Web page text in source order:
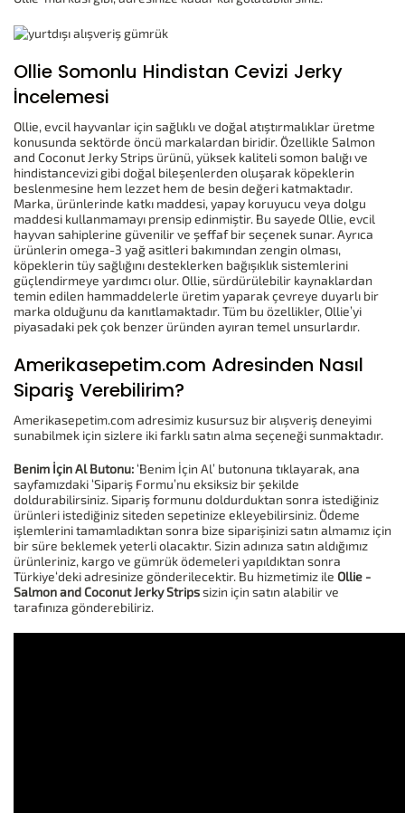
Ollie Somonlu Hindistan Cevizi Jerky
İncelemesi
Ollie, evcil hayvanlar için sağlıklı ve doğal atıştırmalıklar üretme
konusunda sektörde öncü markalardan biridir. Özellikle Salmon
and Coconut Jerky Strips ürünü, yüksek kaliteli somon balığı ve
hindistancevizi gibi doğal bileşenlerden oluşarak köpeklerin
beslenmesine hem lezzet hem de besin değeri katmaktadır.
Marka, ürünlerinde katkı maddesi, yapay koruyucu veya dolgu
maddesi kullanmamayı prensip edinmiştir. Bu sayede Ollie, evcil
hayvan sahiplerine güvenilir ve şeffaf bir seçenek sunar. Ayrıca
ürünlerin omega-3 yağ asitleri bakımından zengin olması,
köpeklerin tüy sağlığını desteklerken bağışıklık sistemlerini
güçlendirmeye yardımcı olur. Ollie, sürdürülebilir kaynaklardan
temin edilen hammaddelerle üretim yaparak çevreye duyarlı bir
marka olduğunu da kanıtlamaktadır. Tüm bu özellikler, Ollie’yi
piyasadaki pek çok benzer üründen ayıran temel unsurlardır.
Amerikasepetim.com Adresinden Nasıl
Sipariş Verebilirim?
Amerikasepetim.com adresimiz kusursuz bir alışveriş deneyimi
sunabilmek için sizlere iki farklı satın alma seçeneği sunmaktadır.
Benim İçin Al Butonu: ‘Benim İçin Al’ butonuna tıklayarak, ana
sayfamızdaki ‘Sipariş Formu’nu eksiksiz bir şekilde
doldurabilirsiniz. Sipariş formunu doldurduktan sonra istediğiniz
ürünleri istediğiniz siteden sepetinize ekleyebilirsiniz. Ödeme
işlemlerini tamamladıktan sonra bize siparişinizi satın almamız için
bir süre beklemek yeterli olacaktır. Sizin adınıza satın aldığımız
ürünleriniz, kargo ve gümrük ödemeleri yapıldıktan sonra
Türkiye‘deki adresinize gönderilecektir. Bu hizmetimiz ile Ollie -
Salmon and Coconut Jerky Stripssizin için satın alabilir ve
tarafınıza gönderebiliriz.